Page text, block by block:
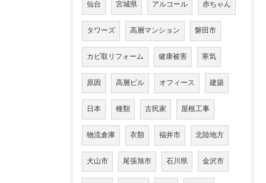
仙台 宮城県 アルコール 赤ちゃん
タワーズ 高層マンション 磐田市
カビ取リフォーム 健康被害 寒気
原因 高層ビル オフィース 建築
日本 種類 古民家 屋根工事
物流倉庫 衣類 福井市 北陸地方
犬山市 尾張旭市 石川県 金沢市